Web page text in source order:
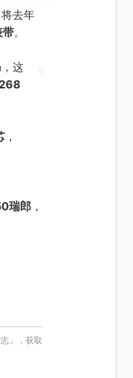
将去年
带。
，这
，
瑞郎 ，
」，获取